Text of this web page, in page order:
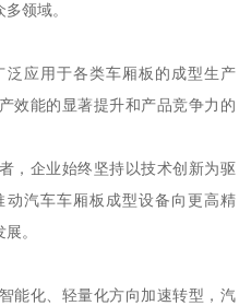
领域。
应用于各类车厢板的成型生产
效能的显著提升和产品竞争力的
，企业始终坚持以技术创新为驱
汽车车厢板成型设备向更高精
。
能化、轻量化方向加速转型，汽